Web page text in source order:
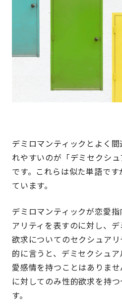
デミロマンティックとよく
れやすいのが「デミセクシ
です。これらは似た単語で
ています。
デミロマンティックが恋愛
アリティを表すのに対し、
欲求についてのセクシュア
的に言うと、デミセクシュ
愛感情を持つことはありま
に対してのみ性的欲求を持
す。